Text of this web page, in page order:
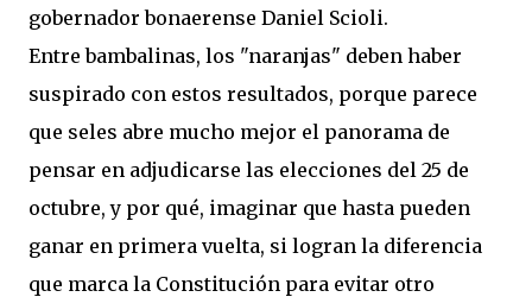
gobernador bonaerense Daniel Scioli.
Entre bambalinas, los "naranjas" deben haber
suspirado con estos resultados, porque parece
que seles abre mucho mejor el panorama de
pensar en adjudicarse las elecciones del 25 de
octubre, y por qué, imaginar que hasta pueden
ganar en primera vuelta, si logran la diferencia
que marca la Constitución para evitar otro